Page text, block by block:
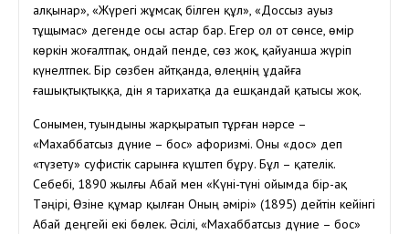
алқынар», «Жүрегі жұмсақ білген құл», «Доссыз ауыз
тұщымас» дегенде осы астар бар. Егер ол от сөнсе, өмір
көркін жоғалтпақ, ондай пенде, сөз жоқ, қайуанша жүріп
күнелтпек. Бір сөзбен айтқанда, өлеңнің Құдайға
ғашықтықтыққа, дін я тарихатқа да ешқандай қатысы жоқ.
Сонымен, туындыны жарқыратып тұрған нәрсе –
«Махаббатсыз дүние – бос» афоризмі. Оны «дос» деп
«түзету» суфистік сарынға күштеп бұру. Бұл – қателік.
Себебі, 1890 жылғы Абай мен «Күні-түні ойымда бір-ақ
Тәңірі, Өзіне құмар қылған Оның әмірі» (1895) дейтін кейінгі
Абай деңгейі екі бөлек. Әсілі, «Махаббатсыз дүние – бос»